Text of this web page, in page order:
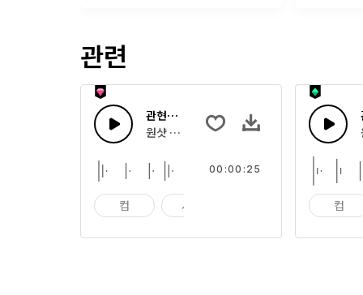
관련
관현악 톤 43
원샷 톤이나 빠른 멜로디 스팅으로 조합한 관
컵 사발
00:00:25
컵